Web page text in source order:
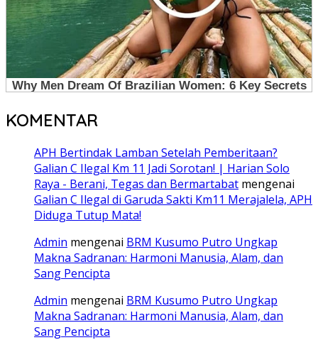
KOMENTAR
APH Bertindak Lamban Setelah Pemberitaan?
Galian C Ilegal Km 11 Jadi Sorotan! | Harian Solo
Raya - Berani, Tegas dan Bermartabat mengenai
Galian C Ilegal di Garuda Sakti Km11 Merajalela, APH
Diduga Tutup Mata!
Admin mengenai BRM Kusumo Putro Ungkap
Makna Sadranan: Harmoni Manusia, Alam, dan
Sang Pencipta
Admin mengenai BRM Kusumo Putro Ungkap
Makna Sadranan: Harmoni Manusia, Alam, dan
Sang Pencipta